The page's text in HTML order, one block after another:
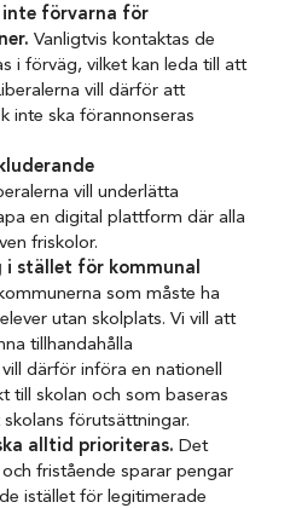
inte förvarna för
Vanligtvis kontaktas de
i förväg, vilket kan leda till att
vill därför att
inte ska förannonseras
vill underlätta
en digital plattform där alla
friskolor.
i stället för kommunal
som måste ha
utan skolplats. Vi vill att
tillhandahålla
därför införa en nationell
till skolan och som baseras
förutsättningar.
alltid prioriteras. Det
fristående sparar pengar
istället för legitimerade